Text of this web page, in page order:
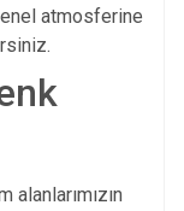
atmosferine